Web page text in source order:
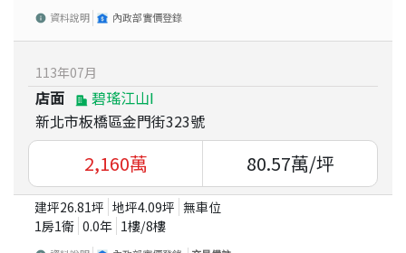
資料說明 內政部實價登錄
113年07月
店面
碧瑤江山Ⅰ
新北市板橋區金門街323號
2,160萬 80.57萬/坪
建坪26.81坪 地坪4.09坪 無車位
1房1衛 0.0年 1樓/8樓